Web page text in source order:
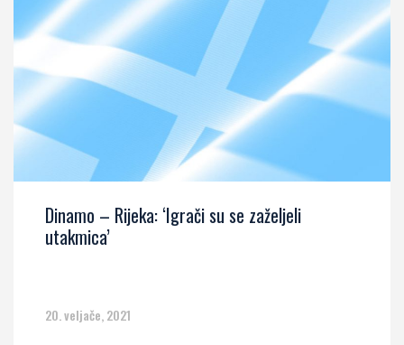
Dinamo – Rijeka: ‘Igrači su se zaželjeli
utakmica’
20. veljače, 2021